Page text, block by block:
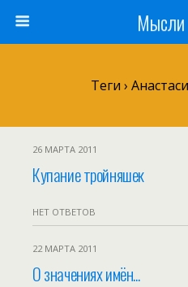
Мысли
Теги ›
26 МАРТА 2011
Купание тройняшек
НЕТ ОТВЕТОВ
22 МАРТА 2011
О значениях имён...